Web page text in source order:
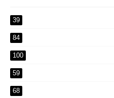
39
84
100
59
68